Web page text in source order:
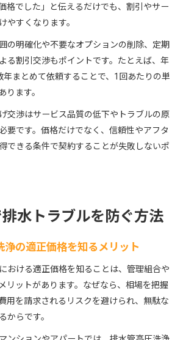
格でした」と伝えるだけでも、割引やサー
やすくなります。
の明確化や不要なオプションの削除、定期
る割引交渉もポイントです。たとえば、年
年まとめて依頼することで、1回あたりの単
ります。
交渉はサービス品質の低下やトラブルの原
要です。価格だけでなく、信頼性やアフタ
できる条件で契約することが失敗しないポ
水トラブルを防ぐ方法
浄の適正価格を知るメリット
おける適正価格を知ることは、管理組合や
リットがあります。なぜなら、相場を把握
用を請求されるリスクを避けられ、無駄な
からです。